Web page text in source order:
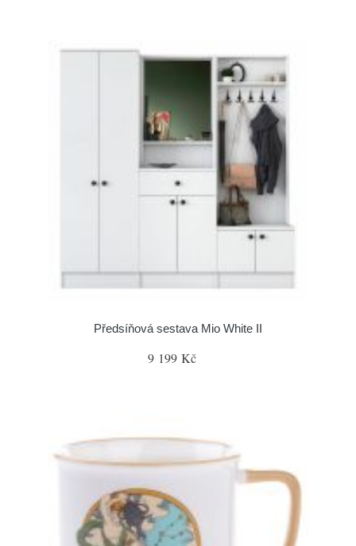
Předsíňová sestava Mio White II
9 199 Kč